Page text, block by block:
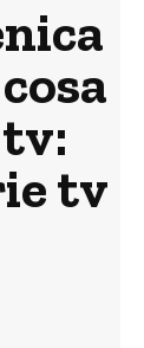
tv:
tv